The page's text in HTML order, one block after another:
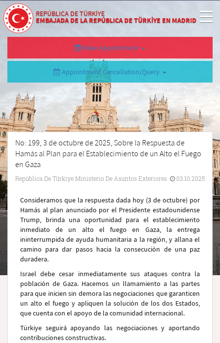
REPÚBLICA DE TÜRKİYE
EMBAJADA DE LA REPÚBLICA DE TÜRKİYE EN MADRID
Make Appointment
Appointment Cancellation/Query
No: 199, 3 de octubre de 2025, Sobre la Respuesta de
Hamás al Plan para el Establecimiento de un Alto el Fuego
en Gaza
República De Türkiye Ministerio De Asuntos Exteriores 03.10.2025
Consideramos que la respuesta dada hoy (3 de octubre) por
Hamás al plan anunciado por el Presidente estadounidense
Trump, brinda una oportunidad para el establecimiento
inmediato de un alto el fuego en Gaza, la entrega
ininterrumpida de ayuda humanitaria a la región, y allana el
camino para dar pasos hacia la consecución de una paz
duradera.
Israel debe cesar inmediatamente sus ataques contra la
población de Gaza. Hacemos un llamamiento a las partes
para que inicien sin demora las negociaciones que garanticen
un alto el fuego y apliquen la solución de los dos Estados,
que cuenta con el apoyo de la comunidad internacional.
Türkiye seguirá apoyando las negociaciones y aportando
contribuciones constructivas.